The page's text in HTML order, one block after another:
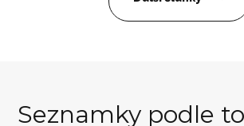
Seznamky podle